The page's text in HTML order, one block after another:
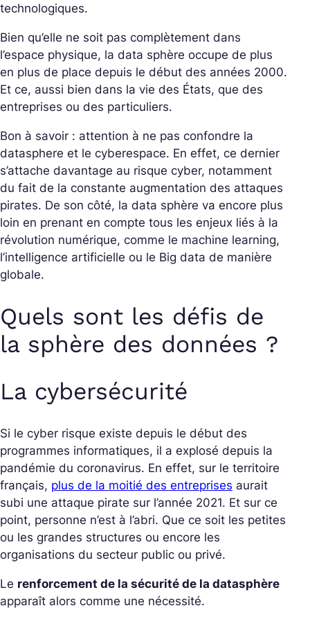
technologiques.
Bien qu’elle ne soit pas complètement dans
l’espace physique, la data sphère occupe de plus
en plus de place depuis le début des années 2000.
Et ce, aussi bien dans la vie des États, que des
entreprises ou des particuliers.
Bon à savoir : attention à ne pas confondre la
datasphere et le cyberespace. En effet, ce dernier
s’attache davantage au risque cyber, notamment
du fait de la constante augmentation des attaques
pirates. De son côté, la data sphère va encore plus
loin en prenant en compte tous les enjeux liés à la
révolution numérique, comme le machine learning,
l’intelligence artificielle ou le Big data de manière
globale.
Quels sont les défis de
la sphère des données ?
La cybersécurité
Si le cyber risque existe depuis le début des
programmes informatiques, il a explosé depuis la
pandémie du coronavirus. En effet, sur le territoire
français, plus de la moitié des entreprises aurait
subi une attaque pirate sur l’année 2021. Et sur ce
point, personne n’est à l’abri. Que ce soit les petites
ou les grandes structures ou encore les
organisations du secteur public ou privé.
Le renforcement de la sécurité de la datasphère
apparaît alors comme une nécessité.